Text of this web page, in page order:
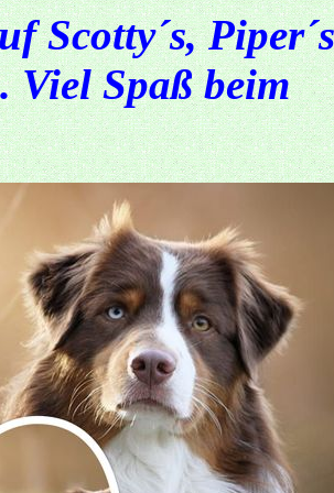
Scotty´s, Piper´s
Viel Spaß beim